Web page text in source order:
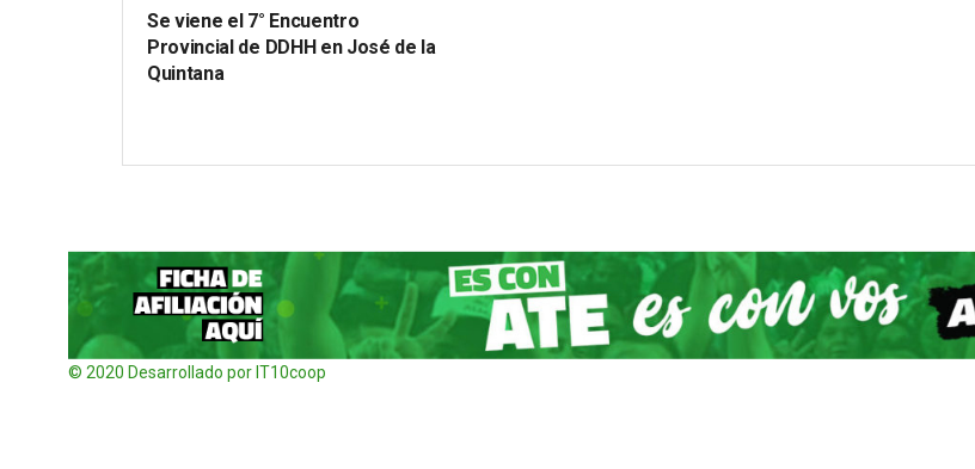
Se viene el 7° Encuentro
Provincial de DDHH en José de la
Quintana
© 2020 Desarrollado por IT10coop